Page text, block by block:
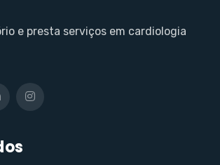
e presta serviços em cardiologia